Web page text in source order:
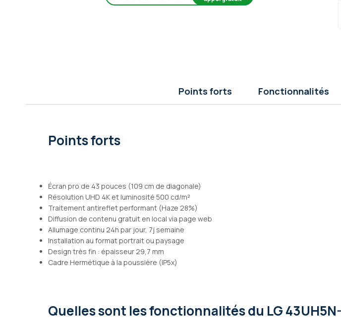
Points forts Fonctionnalités
Points forts
Écran pro de 43 pouces (109 cm de diagonale)
Résolution UHD 4K et luminosité 500 cd/m²
Traitement antireflet performant (Haze 28%)
Diffusion de contenu gratuit en local via page web
Allumage continu 24h par jour, 7j semaine
Installation au format portrait ou paysage
Design très fin : épaisseur 29,7 mm
Cadre Hermétique à la poussière (IP5x)
Quelles sont les fonctionnalitésdu LG